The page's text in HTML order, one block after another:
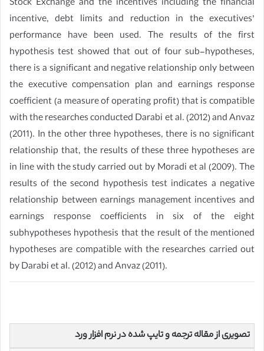
Stock Exchange and the incentives including the financial
incentive, debt limits and reduction in the executives’
performance have been used. The results of the first
hypothesis test showed that out of four sub-hypotheses,
there is a significant and negative relationship only between
the executive compensation plan and earnings response
coefficient (a measure of operating profit) that is compatible
with the researches conducted Darabi et al. (2012) and Anvaz
(2011). In the other three hypotheses, there is no significant
relationship that, the results of these three hypotheses are
in line with the study carried out by Moradi et al (2009). The
results of the second hypothesis test indicates a negative
relationship between earnings management incentives and
earnings response coefficients in six of the eight
subhypotheses hypothesis that the result of the mentioned
hypotheses are compatible with the researches carried out
by Darabi et al. (2012) and Anvaz (2011).
تصویری از مقاله ترجمه و تایپ شده در نرم افزار ورد